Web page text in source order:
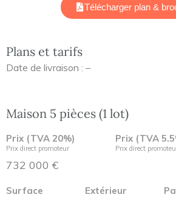
Télécharger plan &
Plans et tarifs
Date de livraison : –
Maison 5 pièces (1 lot)
Prix (TVA 20%)
Prix direct promoteur
732 000 €
Prix (TVA
Prix direct
Surface Extérieur